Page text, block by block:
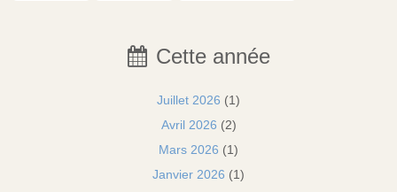
Cette année
Juillet 2026 (1)
Avril 2026 (2)
Mars 2026 (1)
Janvier 2026 (1)